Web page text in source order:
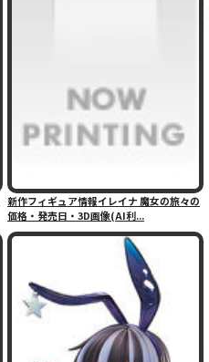
新作フィギュア情報イレイナ 魔女の旅々の
価格・発売日・3D画像(AI利...